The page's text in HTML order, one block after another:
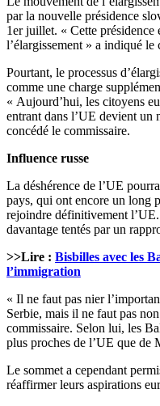
par la nouvelle présidence
1er juillet. « Cette présidence
l’élargissement » a indiqué le
Pourtant, le processus
comme une charge
« Aujourd’hui, les citoyens
entrant dans l’UE devient un
concédé le commissaire.
Influence russe
La déshérence de l’UE
pays, qui ont encore un long
rejoindre définitivement
davantage tentés par un
>>Lire : Bisbilles avec les
l’immigration
« Il ne faut pas nier
Serbie, mais il ne faut pas
commissaire. Selon lui, les
plus proches de l’UE que de
Le sommet a cependant
réaffirmer leurs aspirations